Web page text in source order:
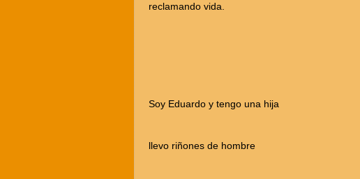
reclamando vida.
Soy Eduardo y tengo una hija
llevo riñones de hombre